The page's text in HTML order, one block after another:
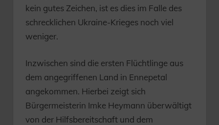
kein gutes Zeichen, ist es dies im Falle des
schrecklichen Ukraine-Krieges noch viel
weniger.
Inzwischen sind die ersten Flüchtlinge aus
dem angegriffenen Land in Ennepetal
angekommen. Hierbei zeigt sich
Bürgermeisterin Imke Heymann überwältigt
von der Hilfsbereitschaft und dem